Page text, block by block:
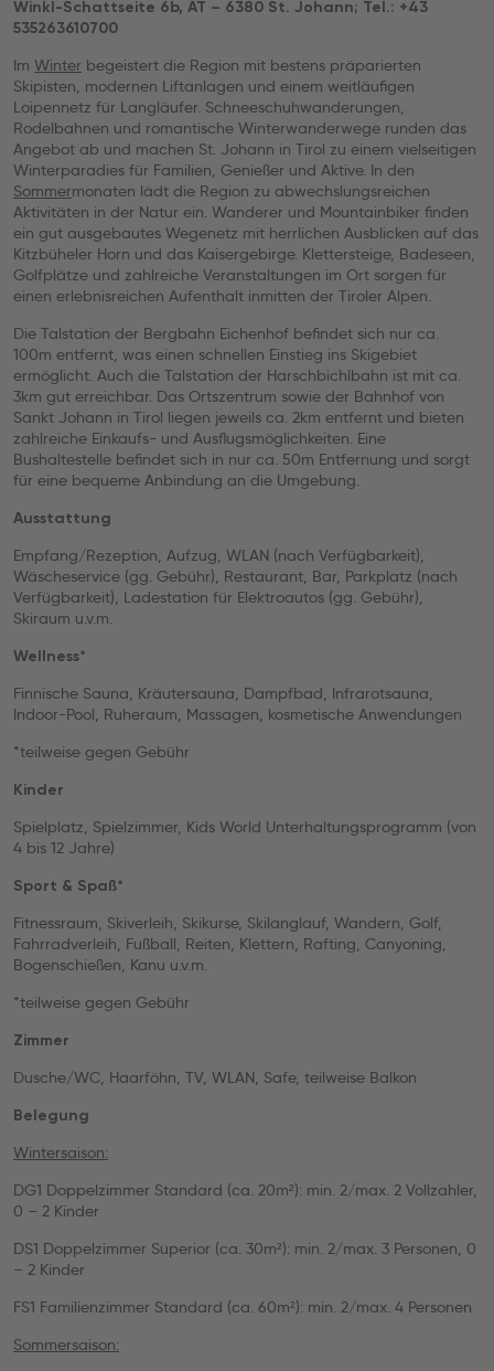
Winkl-Schattseite 6b, AT – 6380 St. Johann; Tel.: +43
535263610700
Im Winter begeistert die Region mit bestens präparierten
Skipisten, modernen Liftanlagen und einem weitläufigen
Loipennetz für Langläufer. Schneeschuhwanderungen,
Rodelbahnen und romantische Winterwanderwege runden das
Angebot ab und machen St. Johann in Tirol zu einem vielseitigen
Winterparadies für Familien, Genießer und Aktive. In den
Sommermonaten lädt die Region zu abwechslungsreichen
Aktivitäten in der Natur ein. Wanderer und Mountainbiker finden
ein gut ausgebautes Wegenetz mit herrlichen Ausblicken auf das
Kitzbüheler Horn und das Kaisergebirge. Klettersteige, Badeseen,
Golfplätze und zahlreiche Veranstaltungen im Ort sorgen für
einen erlebnisreichen Aufenthalt inmitten der Tiroler Alpen.
Die Talstation der Bergbahn Eichenhof befindet sich nur ca.
100m entfernt, was einen schnellen Einstieg ins Skigebiet
ermöglicht. Auch die Talstation der Harschbichlbahn ist mit ca.
3km gut erreichbar. Das Ortszentrum sowie der Bahnhof von
Sankt Johann in Tirol liegen jeweils ca. 2km entfernt und bieten
zahlreiche Einkaufs- und Ausflugsmöglichkeiten. Eine
Bushaltestelle befindet sich in nur ca. 50m Entfernung und sorgt
für eine bequeme Anbindung an die Umgebung.
Ausstattung
Empfang/Rezeption, Aufzug, WLAN (nach Verfügbarkeit),
Wäscheservice (gg. Gebühr), Restaurant, Bar, Parkplatz (nach
Verfügbarkeit), Ladestation für Elektroautos (gg. Gebühr),
Skiraum u.v.m.
Wellness*
Finnische Sauna, Kräutersauna, Dampfbad, Infrarotsauna,
Indoor-Pool, Ruheraum, Massagen, kosmetische Anwendungen
*teilweise gegen Gebühr
Kinder
Spielplatz, Spielzimmer, Kids World Unterhaltungsprogramm (von
4 bis 12 Jahre)
Sport & Spaß*
Fitnessraum, Skiverleih, Skikurse, Skilanglauf, Wandern, Golf,
Fahrradverleih, Fußball, Reiten, Klettern, Rafting, Canyoning,
Bogenschießen, Kanu u.v.m.
*teilweise gegen Gebühr
Zimmer
Dusche/WC, Haarföhn, TV, WLAN, Safe, teilweise Balkon
Belegung
Wintersaison:
DG1 Doppelzimmer Standard (ca. 20m²): min. 2/max. 2 Vollzahler,
0 – 2 Kinder
DS1 Doppelzimmer Superior (ca. 30m²): min. 2/max. 3 Personen, 0
– 2 Kinder
FS1 Familienzimmer Standard (ca. 60m²): min. 2/max. 4 Personen
Sommersaison: